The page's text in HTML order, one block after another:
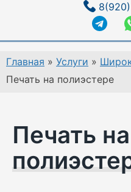
Главная » Услуги »
Печать на полиэстере
Печать на